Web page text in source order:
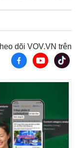
- Quốc phòng
dõi VOV.VN trên